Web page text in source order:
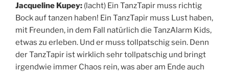
Jacqueline Kupey: (lacht) Ein TanzTapir muss richtig
Bock auf tanzen haben! Ein TanzTapir muss Lust haben,
mit Freunden, in dem Fall natürlich die TanzAlarm Kids,
etwas zu erleben. Und er muss tollpatschig sein. Denn
der TanzTapir ist wirklich sehr tollpatschig und bringt
irgendwie immer Chaos rein, was aber am Ende auch